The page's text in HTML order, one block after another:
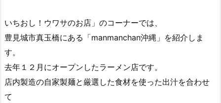
いちおし！ウワサのお店」のコーナーでは、
豊見城市真玉橋にある「manmanchan沖縄」を紹介しま
す。
去年１２月にオープンしたラーメン店です。
店内製造の自家製麺と厳選した食材を使った出汁を合わせ
て